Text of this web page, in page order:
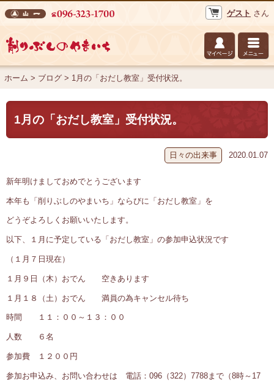
ゲスト さん
株式会社 山一 削りぶしのやまいち
ホーム > ブログ > 1月の「おだし教室」受付状況。
1月の「おだし教室」受付状況。
日々の出来事 2020.01.07
新年明けましておめでとうございます
本年も「削りぶしのやまいち」ならびに「おだし教室」を
どうぞよろしくお願いいたします。
以下、１月に予定している「おだし教室」の参加申込状況です
（１月７日現在）
１月９日（木）おでん 空きあります
１月１８（土）おでん 満員の為キャンセル待ち
時間 １１：００～１３：００
人数 ６名
参加費 １２００円
参加お申込み、お問い合わせは 電話：096（322）7788まで（8時～17